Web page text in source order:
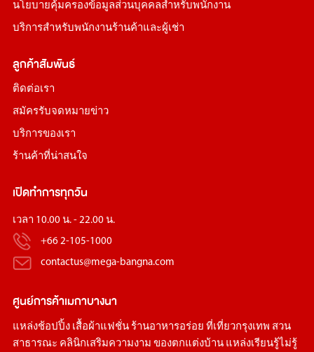
นโยบายคุ้มครองข้อมูลส่วนบุคคลสำหรับพนักงาน
บริการสำหรับพนักงานร้านค้าและผู้เช่า
ลูกค้าสัมพันธ์
ติดต่อเรา
สมัครรับจดหมายข่าว
บริการของเรา
ร้านค้าที่น่าสนใจ
เปิดทำการทุกวัน
เวลา 10.00 น. - 22.00 น.
+66 2-105-1000
contactus@mega-bangna.com
ศูนย์การค้าเมกาบางนา
แหล่งช้อปปิ้ง เสื้อผ้าแฟชั่น ร้านอาหารอร่อย ที่เที่ยวกรุงเทพ สวน
สาธารณะ คลินิกเสริมความงาม ของตกแต่งบ้านแหล่งเรียนรู้ไม่รู้